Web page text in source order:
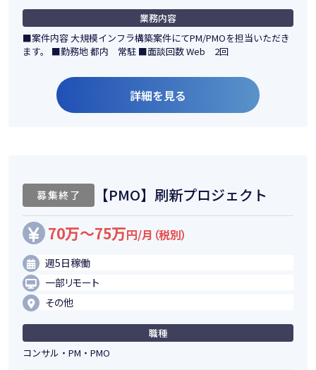
業務内容
■案件内容 大規模インフラ構築案件にてPM/PMOを担当いただき
ます。 ■勤務地 都内 常駐 ■面談回数 Web 2回
詳細を見る
募集終了 【PMO】刷新プロジェクト
70万～75万円/月（税別）
週5日稼働
一部リモート
その他
職種
コンサル・PM・PMO